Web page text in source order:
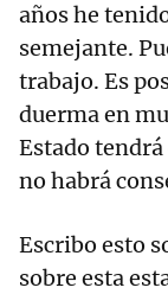
años he
semejante.
trabajo. Es
duerma en
Estado
no habrá
Escribo esto
sobre esta